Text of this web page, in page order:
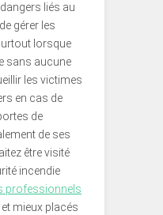
liés au
gérer les
lorsque
sans aucune
les victimes
en cas de
de
de ses
être visité
incendie
professionnels
mieux placés